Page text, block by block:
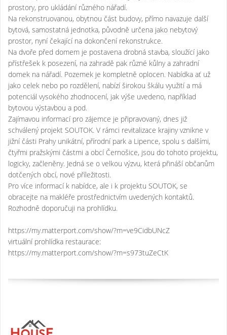
prostory, pro ukládání různého nářadí.
Na rekonstruovanou, obytnou část budovy, přímo navazuje další
bytová, samostatná jednotka, původně určena jako nebytový
prostor, nyní čekající na dokončení rekonstrukce.
Na dvoře před domem je postavena drobná stavba, sloužící jako
přístřešek k posezení, na zahradě pak různé kůlny a zahradní
domek na nářadí. Pozemek je kompletně oplocen. Nabídka ať už
jako celek nebo po rozdělení, nabízí širokou škálu využití a má
potenciál vysokého zhodnocení, jak výše uvedeno, například
bytovou výstavbou a pod.
Zajímavou informací pro zájemce je připravovaný, dnes již
schválený projekt SOUTOK. V rámci revitalizace krajiny vznikne v
jižní části Prahy unikátní, přírodní park a Lipence, spolu s dalšími,
čtyřmi pražskými částmi a obcí Černošice, jsou do tohoto projektu,
logicky, začleněny. Jedná se o velkou výzvu, která přináší občanům
dotčených obcí, nové příležitosti.
Pro více informací k nabídce, ale i k projektu SOUTOK, se
obracejte na makléře prostřednictvím uvedených kontaktů.
Rozhodně doporučuji na prohlídku.
https://my.matterport.com/show/?m=ve9CidbUNcZ
virtuální prohlídka restaurace:
https://my.matterport.com/show/?m=s973tuZeCtK